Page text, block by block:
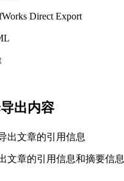
Direct Export
出内容
出文章的引用信息
文章的引用信息和摘要信息